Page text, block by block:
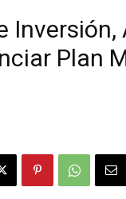
Inversión,
Plan